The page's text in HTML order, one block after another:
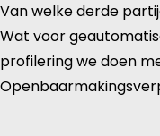
Van welke derde
Wat voor
profilering we doen